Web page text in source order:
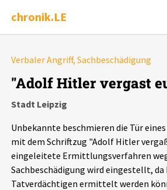
chronik.LE
Ereignis
Chronik
Dossiers
Leipziger Zustände
Verbaler Angriff, Sachbeschädigung
"Adolf Hitler vergast
Stadt Leipzig
Unbekannte beschmieren die Tür
mit dem Schriftzug "Adolf Hitler
eingeleitete Ermittlungsverfahren
Sachbeschädigung wird eingestellt, da
Tatverdächtigen ermittelt werden
Alle Ereignisse
7502 Ereignisse
Ereignisse
Exportieren